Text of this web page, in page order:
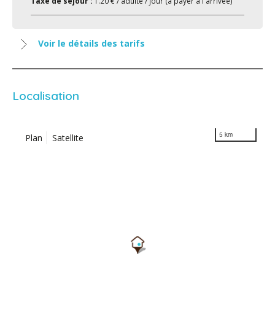
Voir le détails des tarifs
Localisation
Plan Satellite 5 km